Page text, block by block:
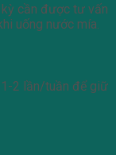
cần được tư vấn
uống nước mía.
1-2 lần/tuần để giữ